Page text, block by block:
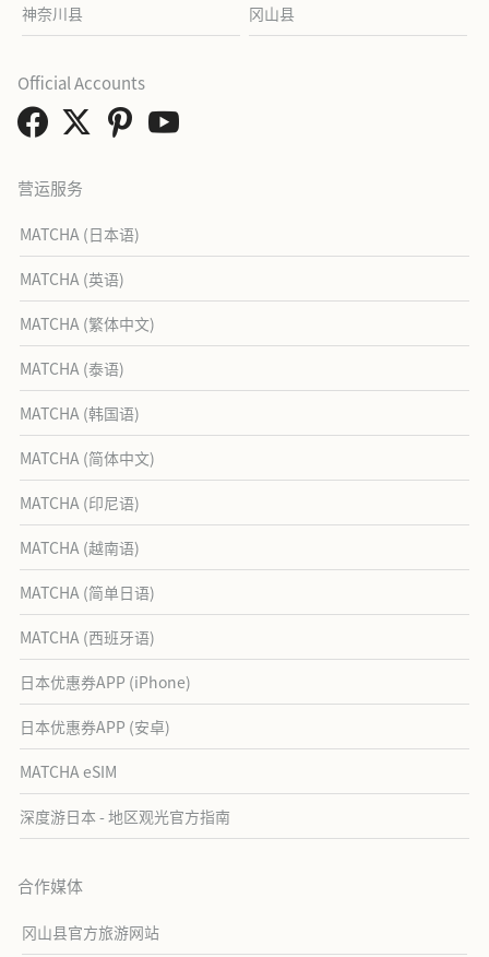
神奈川县 冈山县
营运服务
MATCHA (日本语)
MATCHA (英语)
MATCHA (繁体中文)
MATCHA (泰语)
MATCHA (韩国语)
MATCHA (简体中文)
MATCHA (印尼语)
MATCHA (越南语)
MATCHA (简单日语)
MATCHA (西班牙语)
日本优惠券APP (iPhone)
日本优惠券APP (安卓)
MATCHA eSIM
深度游日本 - 地区观光官方指南
合作媒体
冈山县官方旅游网站
Official Accounts